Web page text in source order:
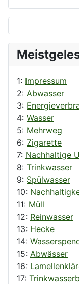
1: Impressum
2: Abwasser
3:
4: Wasser
5: Mehrweg
6: Zigarette
7: Nachhaltige
8: Trinkwasser
9: Spülwasser
10:
11: Müll
12: Reinwasser
13: Hecke
14:
15: Abwässer
16:
17: